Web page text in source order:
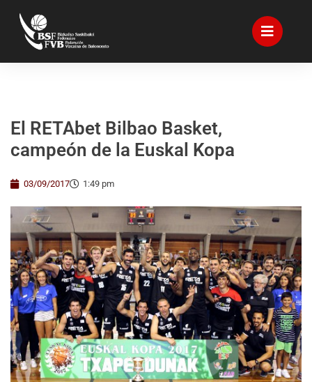
El RETAbet Bilbao Basket,
campeón de la Euskal Kopa
03/09/2017 1:49 pm